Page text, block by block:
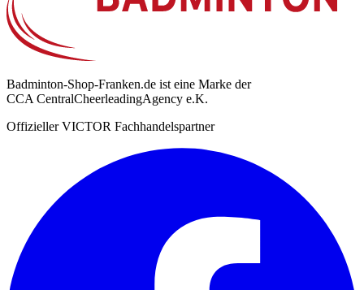
Badminton-Shop-Franken.de ist eine Marke der
CCA CentralCheerleadingAgency e.K.
Offizieller VICTOR Fachhandelspartner